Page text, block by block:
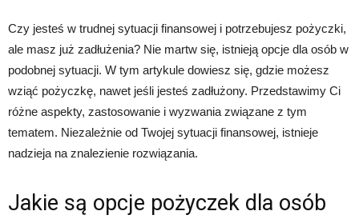
Czy jesteś w trudnej sytuacji finansowej i potrzebujesz pożyczki,
ale masz już zadłużenia? Nie martw się, istnieją opcje dla osób w
podobnej sytuacji. W tym artykule dowiesz się, gdzie możesz
wziąć pożyczkę, nawet jeśli jesteś zadłużony. Przedstawimy Ci
różne aspekty, zastosowanie i wyzwania związane z tym
tematem. Niezależnie od Twojej sytuacji finansowej, istnieje
nadzieja na znalezienie rozwiązania.
Jakie są opcje pożyczek dla osób